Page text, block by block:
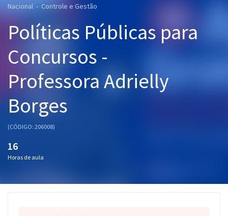
Cursos 20% OFF
Pós
Graduação
OAB
Questões grátis
Nacional - Controle e Gestão
Políticas Públicas para
Concursos -
Professora Adrielly
Borges
(CÓDIGO: 206008)
16
Horas de aula